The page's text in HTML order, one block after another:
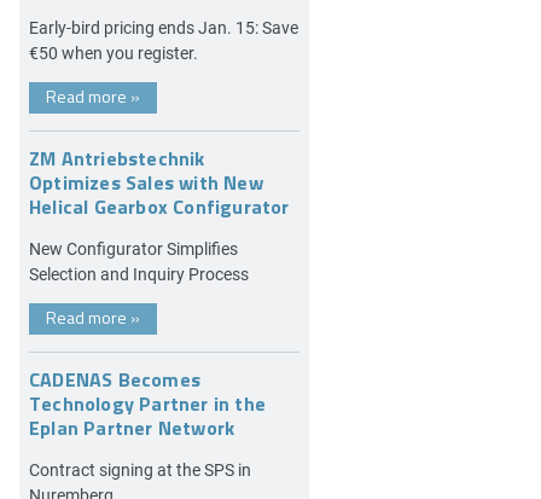
Early-bird pricing ends Jan. 15: Save
€50 when you register.
Read more »
ZM Antriebstechnik
Optimizes Sales with New
Helical Gearbox Configurator
New Configurator Simplifies
Selection and Inquiry Process
Read more »
CADENAS Becomes
Technology Partner in the
Eplan Partner Network
Contract signing at the SPS in